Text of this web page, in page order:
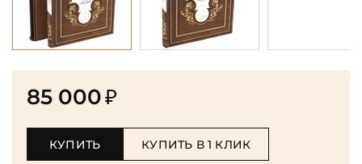
85 000₽
КУПИТЬ КУПИТЬ В 1 КЛИК